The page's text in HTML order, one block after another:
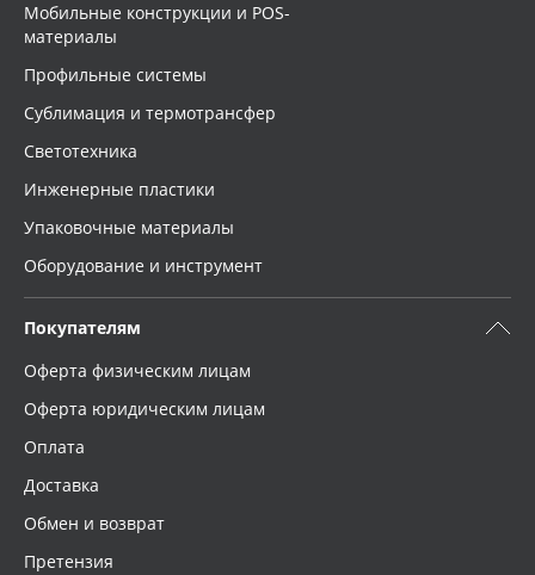
Мобильные конструкции и POS-
материалы
Профильные системы
Сублимация и термотрансфер
Светотехника
Инженерные пластики
Упаковочные материалы
Оборудование и инструмент
Покупателям
Оферта физическим лицам
Оферта юридическим лицам
Оплата
Доставка
Обмен и возврат
Претензия